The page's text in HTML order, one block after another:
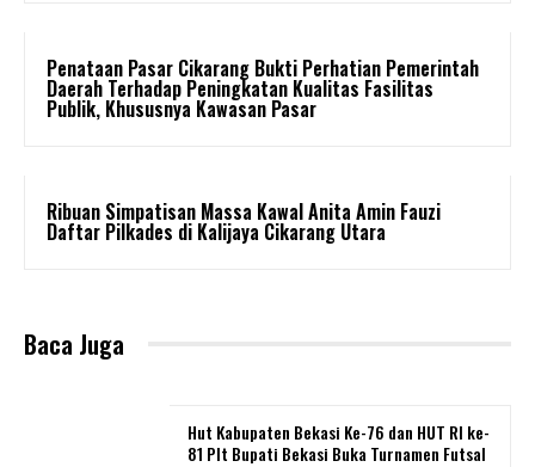
Penataan Pasar Cikarang Bukti Perhatian Pemerintah
Daerah Terhadap Peningkatan Kualitas Fasilitas
Publik, Khususnya Kawasan Pasar
Ribuan Simpatisan Massa Kawal Anita Amin Fauzi
Daftar Pilkades di Kalijaya Cikarang Utara
Baca Juga
Hut Kabupaten Bekasi Ke-76 dan HUT RI ke-
81 Plt Bupati Bekasi Buka Turnamen Futsal